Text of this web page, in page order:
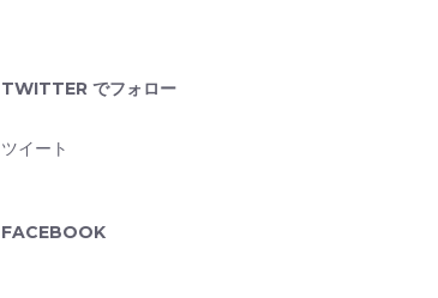
TWITTER でフォロー
ツイート
FACEBOOK